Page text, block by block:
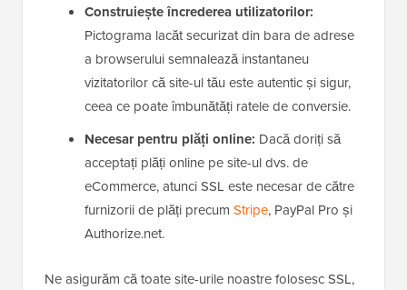
Construiește încrederea utilizatorilor:
Pictograma lacăt securizat din bara de adrese
a browserului semnalează instantaneu
vizitatorilor că site-ul tău este autentic și sigur,
ceea ce poate îmbunătăți ratele de conversie.
Necesar pentru plăți online: Dacă doriți să
acceptați plăți online pe site-ul dvs. de
eCommerce, atunci SSL este necesar de către
furnizorii de plăți precum Stripe, PayPal Pro și
Authorize.net.
Ne asigurăm că toate site-urile noastre folosesc SSL,